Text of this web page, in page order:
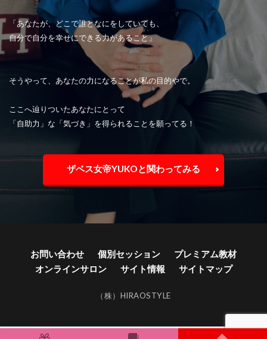
「あなたが、どこで誰となにをしていても、
自分で自分を幸せにできる力があること」
そうやって、あなたの力になることが私の目的やで。
ここへ辿りついたあなたにとって
「自助力」な「気づき」を得られることを願ってる！
ザベス女帝YUKOと関わってみる
お問い合わせ 個別セッション
プレミアム教材
オンラインサロン
サイト情報 サイトマップ
（株）HIRAOSTYLE